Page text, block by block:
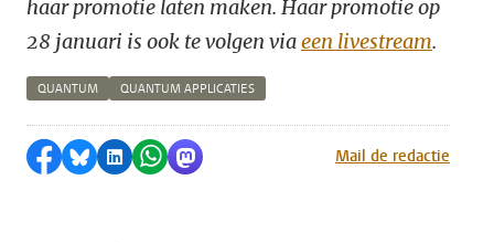
haar promotie laten maken. Haar promotie op
28 januari is ook te volgen viaeen livestream.
QUANTUM QUANTUM APPLICATIES
Delen op Facebook
Delen via Bluesky
Delen op LinkedIn
Delen via WhatsApp
Delen via MastodonMail de redactie